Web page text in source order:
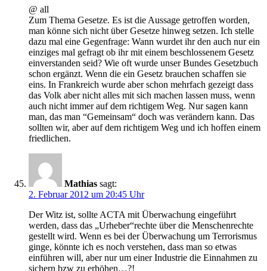
@ all
Zum Thema Gesetze. Es ist die Aussage getroffen worden,
man könne sich nicht über Gesetze hinweg setzen. Ich stelle
dazu mal eine Gegenfrage: Wann wurdet ihr den auch nur ein
einziges mal gefragt ob ihr mit einem beschlossenem Gesetz
einverstanden seid? Wie oft wurde unser Bundes Gesetzbuch
schon ergänzt. Wenn die ein Gesetz brauchen schaffen sie
eins. In Frankreich wurde aber schon mehrfach gezeigt dass
das Volk aber nicht alles mit sich machen lassen muss, wenn
auch nicht immer auf dem richtigem Weg. Nur sagen kann
man, das man “Gemeinsam“ doch was verändern kann. Das
sollten wir, aber auf dem richtigem Weg und ich hoffen einem
friedlichen.
Mathias sagt:
2. Februar 2012 um 20:45 Uhr
Der Witz ist, sollte ACTA mit Überwachung eingeführt
werden, dass das „Urheber“rechte über die Menschenrechte
gestellt wird. Wenn es bei der Überwachung um Terrorismus
ginge, könnte ich es noch verstehen, dass man so etwas
einführen will, aber nur um einer Industrie die Einnahmen zu
sichern bzw zu erhöhen…?!